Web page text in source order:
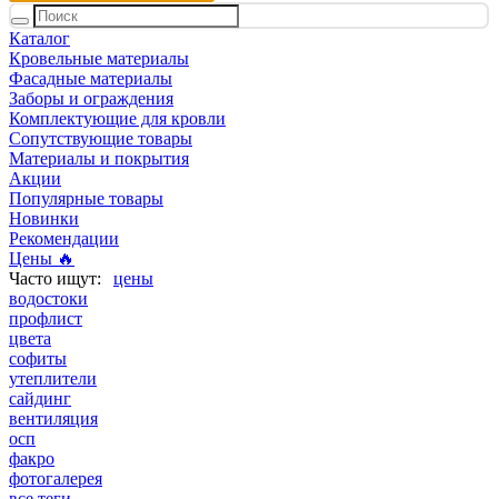
Каталог
Кровельные материалы
Фасадные материалы
Заборы и ограждения
Комплектующие для кровли
Сопутствующие товары
Материалы и покрытия
Акции
Популярные товары
Новинки
Рекомендации
Цены 🔥
цены
водостоки
профлист
цвета
софиты
утеплители
сайдинг
вентиляция
осп
факро
фотогалерея